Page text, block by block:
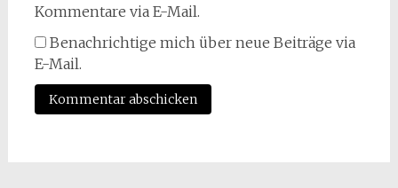
Kommentare via E-Mail.
Benachrichtige mich über neue Beiträge via
E-Mail.